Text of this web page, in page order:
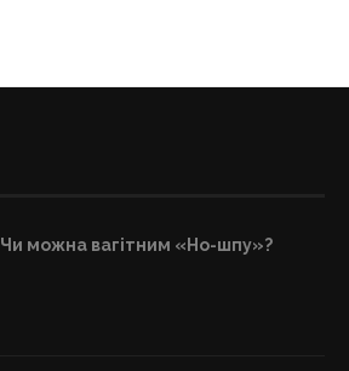
Чи можна вагітним «Но-шпу»?